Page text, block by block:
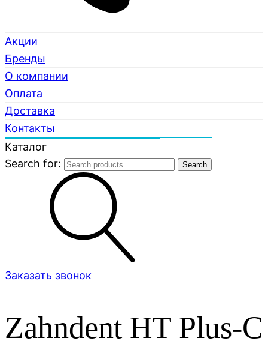
Акции
Бренды
О компании
Оплата
Доставка
Контакты
Каталог
Search for:
Search
Заказать звонок
Zahndent HT Plus-C